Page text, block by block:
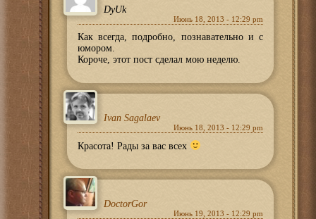
DyUk
Июнь 18, 2013 - 12:29 pm
Как всегда, подробно, познавательно и с
юмором.
Короче, этот пост сделал мою неделю.
Ivan Sagalaev
Июнь 18, 2013 - 12:29 pm
Красота! Рады за вас всех
DoctorGor
Июнь 19, 2013 - 12:29 pm